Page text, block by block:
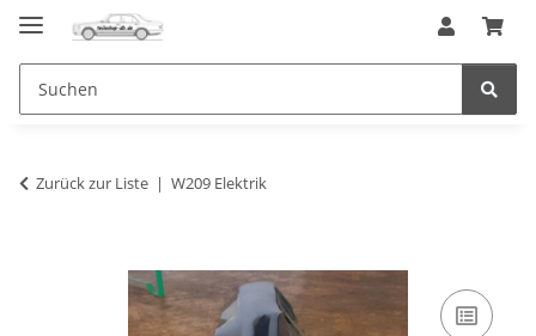
Zurück zur Liste W209 Elektrik